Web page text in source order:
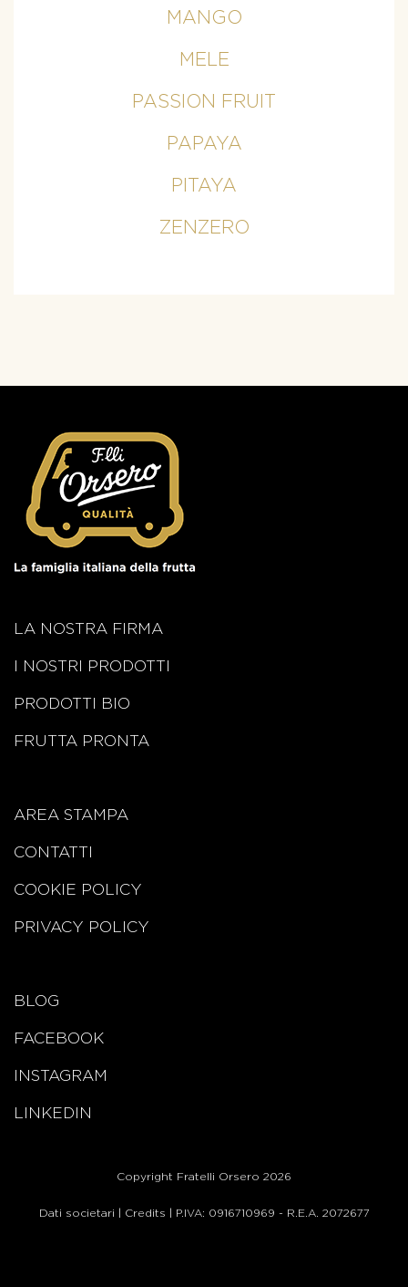
MANGO
MELE
PASSION FRUIT
PAPAYA
PITAYA
ZENZERO
LA NOSTRA FIRMA
I NOSTRI PRODOTTI
PRODOTTI BIO
FRUTTA PRONTA
AREA STAMPA
CONTATTI
COOKIE POLICY
PRIVACY POLICY
BLOG
FACEBOOK
INSTAGRAM
LINKEDIN
Copyright Fratelli Orsero 2026
Dati societari Credits | P.IVA: 0916710969 - R.E.A. 2072677